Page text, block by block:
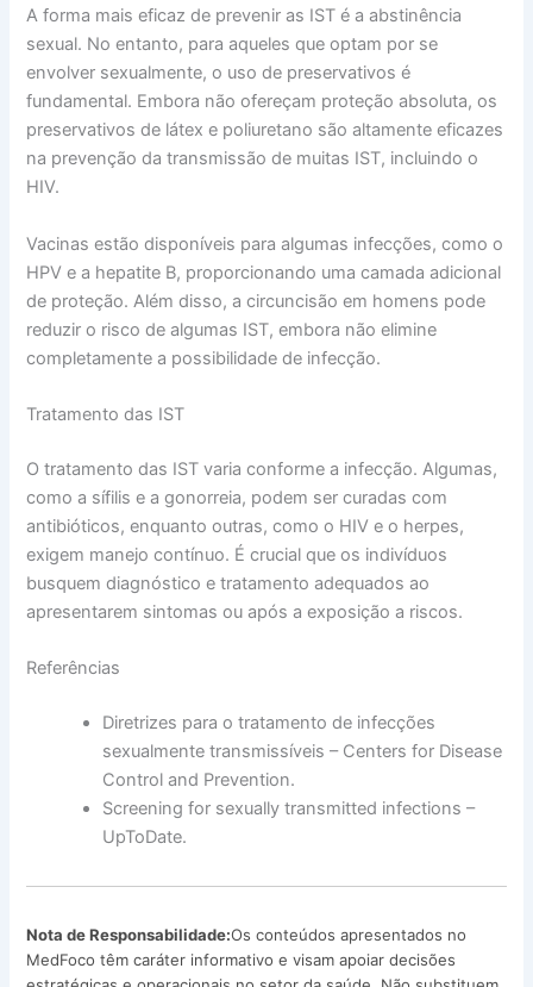
A forma mais eficaz de prevenir as IST é a abstinência
sexual. No entanto, para aqueles que optam por se
envolver sexualmente, o uso de preservativos é
fundamental. Embora não ofereçam proteção absoluta, os
preservativos de látex e poliuretano são altamente eficazes
na prevenção da transmissão de muitas IST, incluindo o
HIV.
Vacinas estão disponíveis para algumas infecções, como o
HPV e a hepatite B, proporcionando uma camada adicional
de proteção. Além disso, a circuncisão em homens pode
reduzir o risco de algumas IST, embora não elimine
completamente a possibilidade de infecção.
Tratamento das IST
O tratamento das IST varia conforme a infecção. Algumas,
como a sífilis e a gonorreia, podem ser curadas com
antibióticos, enquanto outras, como o HIV e o herpes,
exigem manejo contínuo. É crucial que os indivíduos
busquem diagnóstico e tratamento adequados ao
apresentarem sintomas ou após a exposição a riscos.
Referências
Diretrizes para o tratamento de infecções
sexualmente transmissíveis – Centers for Disease
Control and Prevention.
Screening for sexually transmitted infections –
UpToDate.
Nota de Responsabilidade:Os conteúdos apresentados no
MedFoco têm caráter informativo e visam apoiar decisões